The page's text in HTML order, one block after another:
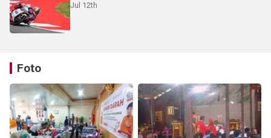
Jul 12th
Foto